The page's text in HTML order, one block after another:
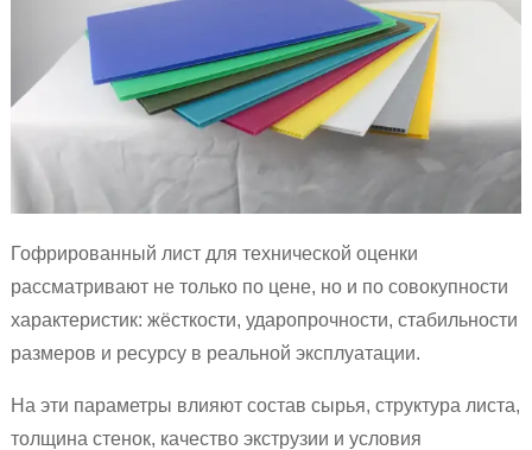
Гофрированный лист для технической оценки
рассматривают не только по цене, но и по совокупности
характеристик: жёсткости, ударопрочности, стабильности
размеров и ресурсу в реальной эксплуатации.
На эти параметры влияют состав сырья, структура листа,
толщина стенок, качество экструзии и условия